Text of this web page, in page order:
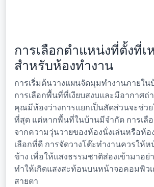
การเลือกตำแหน่งที่ตั้งที่เ
สำหรับห้องทำงาน
การเริ่มต้นวางแผนจัดมุมทำงานภายใน
การเลือกพื้นที่ที่เงียบสงบและมีอากาศถ่
คุณมีห้องว่างการแยกเป็นสัดส่วนจะช่ว
ที่สุด แต่หากพื้นที่ในบ้านมีจำกัด การเลื
จากความวุ่นวายของห้องนั่งเล่นหรือห้อ
เลือกที่ดี การจัดวางโต๊ะทำงานควรให้
ข้าง เพื่อให้แสงธรรมชาติส่องเข้ามาอ
ทำให้เกิดแสงสะท้อนบนหน้าจอคอมพิว
สายตา